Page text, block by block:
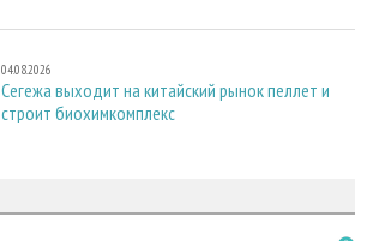
04.08.2026
Сегежа выходит на китайский рынок пеллет и
строит биохимкомплекс